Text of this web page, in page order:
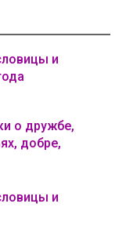
и
о дружбе,
добре,
и